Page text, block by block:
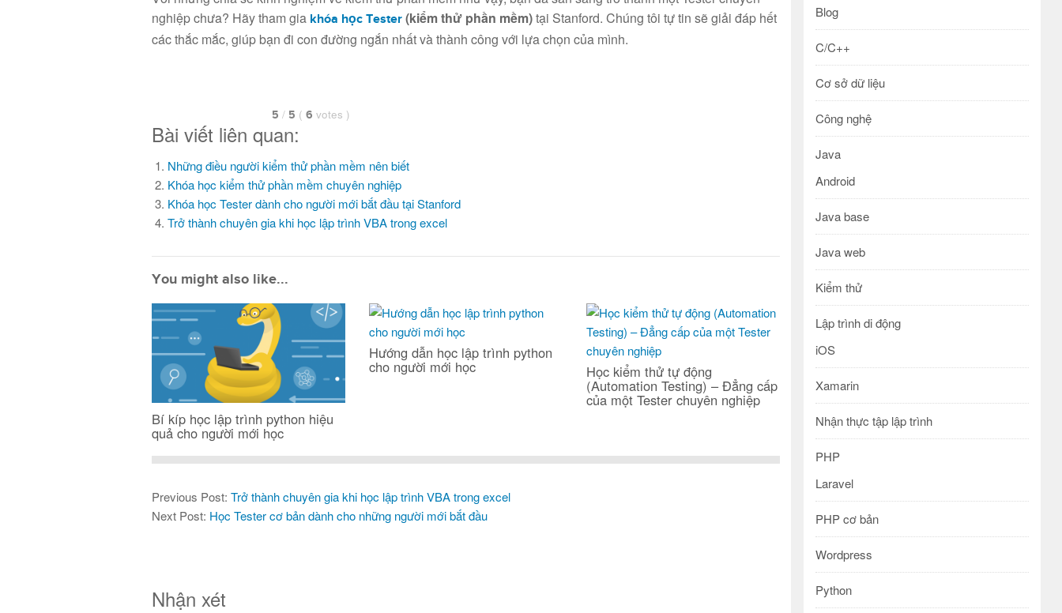
nghiệp chưa? Hãy tham gia khóa học Tester (kiểm thử phần mềm)tại Stanford. Chúng tôi tự tin sẽ giải đáp hết
các thắc mắc, giúp bạn đi con đường ngắn nhất và thành công với lựa chọn của mình.
5 / 5 ( 6 votes )
Bài viết liên quan:
Những điều người kiểm thử phần mềm nên biết
Khóa học kiểm thử phần mềm chuyên nghiệp
Khóa học Tester dành cho người mới bắt đầu tại Stanford
Trở thành chuyên gia khi học lập trình VBA trong excel
You might also like...
Bí kíp học lập trình python hiệu
quả cho người mới học
Hướng dẫn học lập trình python
cho người mới học Học kiểm thử tự động
(Automation Testing) – Đẳng cấp
của một Tester chuyên nghiệp
Previous Post: Trở thành chuyên gia khi học lập trình VBA trong excel
Next Post: Học Tester cơ bản dành cho những người mới bắt đầu
Nhận xét
Blog
C/C++
Cơ sở dữ liệu
Công nghệ
Java
Android
Java base
Java web
Kiểm thử
Lập trình di động
iOS
Xamarin
Nhận thực tập lập trình
PHP
Laravel
PHP cơ bản
Wordpress
Python